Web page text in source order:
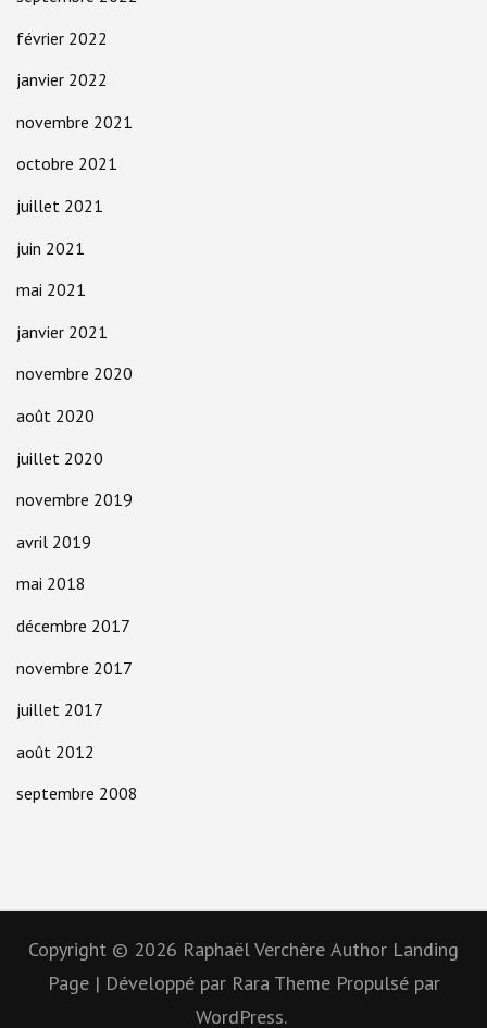
février 2022
janvier 2022
novembre 2021
octobre 2021
juillet 2021
juin 2021
mai 2021
janvier 2021
novembre 2020
août 2020
juillet 2020
novembre 2019
avril 2019
mai 2018
décembre 2017
novembre 2017
juillet 2017
août 2012
septembre 2008
Copyright © 2026 Raphaël Verchère Author Landing
Page | Développé par Rara Theme Propulsé par
WordPress.